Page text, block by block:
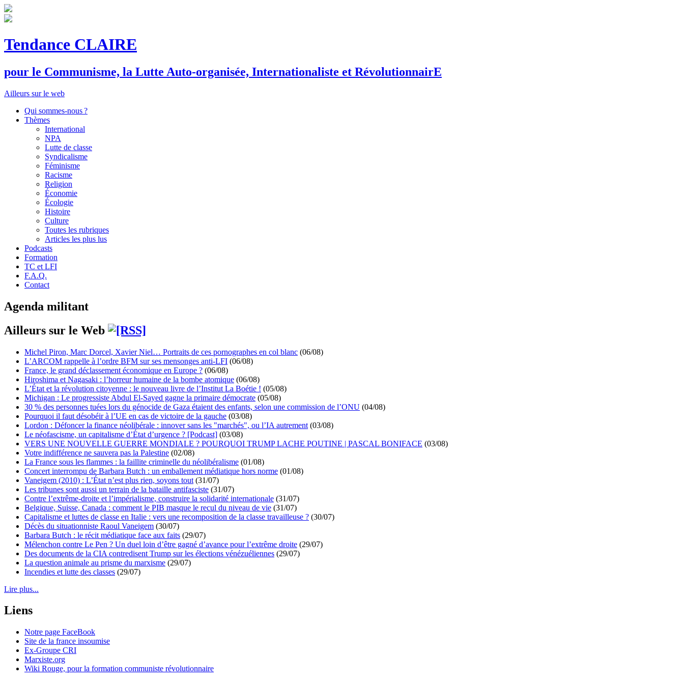
Tendance CLAIRE
pour le Communisme, la Lutte Auto-organisée, Internationaliste et RévolutionnairE
Ailleurs sur le web
Qui sommes-nous ?
Thèmes
International
NPA
Lutte de classe
Syndicalisme
Féminisme
Racisme
Religion
Économie
Écologie
Histoire
Culture
Toutes les rubriques
Articles les plus lus
Podcasts
Formation
TC et LFI
F.A.Q.
Contact
Agenda militant
Ailleurs sur le Web
Michel Piron, Marc Dorcel, Xavier Niel… Portraits de ces pornographes en col blanc (06/08)
L’ARCOM rappelle à l’ordre BFM sur ses mensonges anti-LFI (06/08)
France, le grand déclassement économique en Europe ? (06/08)
Hiroshima et Nagasaki : l’horreur humaine de la bombe atomique (06/08)
L’État et la révolution citoyenne : le nouveau livre de l’Institut La Boétie ! (05/08)
Michigan : Le progressiste Abdul El-Sayed gagne la primaire démocrate (05/08)
30 % des personnes tuées lors du génocide de Gaza étaient des enfants, selon une commission de l’ONU (04/08)
Pourquoi il faut désobéir à l’UE en cas de victoire de la gauche (03/08)
Lordon : Défoncer la finance néolibérale : innover sans les "marchés", ou l’IA autrement (03/08)
Le néofascisme, un capitalisme d’État d’urgence ? [Podcast] (03/08)
VERS UNE NOUVELLE GUERRE MONDIALE ? POURQUOI TRUMP LACHE POUTINE | PASCAL BONIFACE (03/08)
Votre indifférence ne sauvera pas la Palestine (02/08)
La France sous les flammes : la faillite criminelle du néolibéralisme (01/08)
Concert interrompu de Barbara Butch : un emballement médiatique hors norme (01/08)
Vaneigem (2010) : L’État n’est plus rien, soyons tout (31/07)
Les tribunes sont aussi un terrain de la bataille antifasciste (31/07)
Contre l’extrême-droite et l’impérialisme, construire la solidarité internationale (31/07)
Belgique, Suisse, Canada : comment le PIB masque le recul du niveau de vie (31/07)
Capitalisme et luttes de classe en Italie : vers une recomposition de la classe travailleuse ? (30/07)
Décès du situationniste Raoul Vaneigem (30/07)
Barbara Butch : le récit médiatique face aux faits (29/07)
Mélenchon contre Le Pen ? Un duel loin d’être gagné d’avance pour l’extrême droite (29/07)
Des documents de la CIA contredisent Trump sur les élections vénézuéliennes (29/07)
La question animale au prisme du marxisme (29/07)
Incendies et lutte des classes (29/07)
Lire plus...
Liens
Notre page FaceBook
Site de la france insoumise
Ex-Groupe CRI
Marxiste.org
Wiki Rouge, pour la formation communiste révolutionnaire